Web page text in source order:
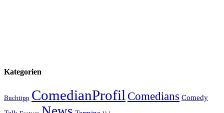
Kategorien
Buchtipp ComedianProfil Comedians Comedy